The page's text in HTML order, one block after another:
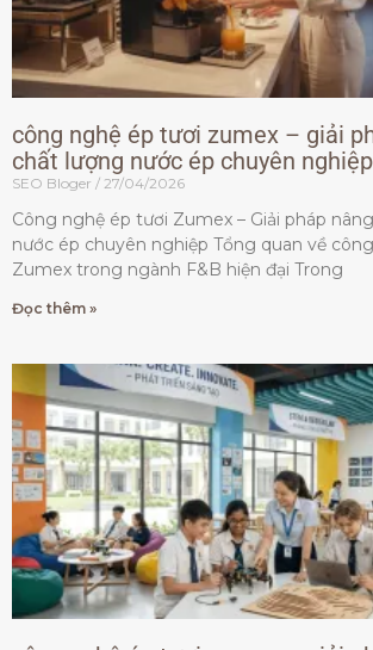
công nghệ ép tươi zumex – giải
chất lượng nước ép chuyên nghiệp
SEO Bloger 27/04/2026
Công nghệ ép tươi Zumex – Giải pháp
nước ép chuyên nghiệp Tổng quan về
Zumex trong ngành F&B hiện đại Trong
Đọc thêm »